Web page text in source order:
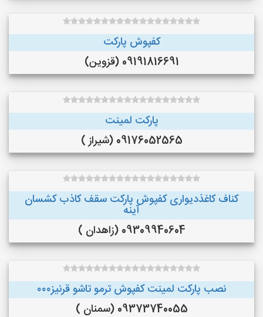
کفپوش پارکت
09191816691 (قزوین)
پارکت لمینت
09176052565 (شیراز )
کناف کاغذدیواری کفپوش پارکت سقف کاذب کشسان
آینه
09309940604 (زاهدان )
نصب پارکت لمینت کفپوش ترمو تاشو قرنیز۰۰۰
09373740055 (سمنان )